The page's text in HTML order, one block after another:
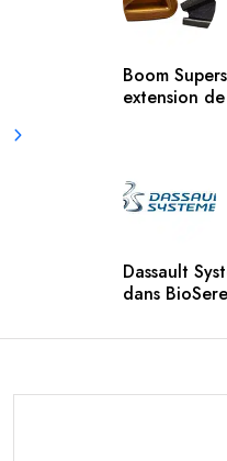
Boom
extension
Dassault
dans